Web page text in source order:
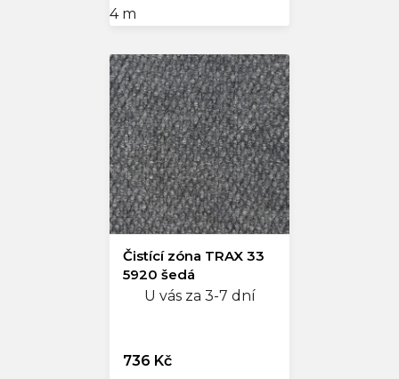
4 m
Čistící zóna TRAX 33
5920 šedá
U vás za 3-7 dní
736 Kč